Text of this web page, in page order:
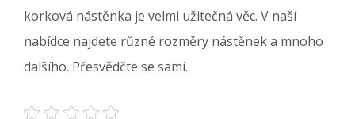
korková nástěnka je velmi užitečná věc. V naší
nabídce najdete různé rozměry nástěnek a mnoho
dalšího. Přesvědčte se sami.